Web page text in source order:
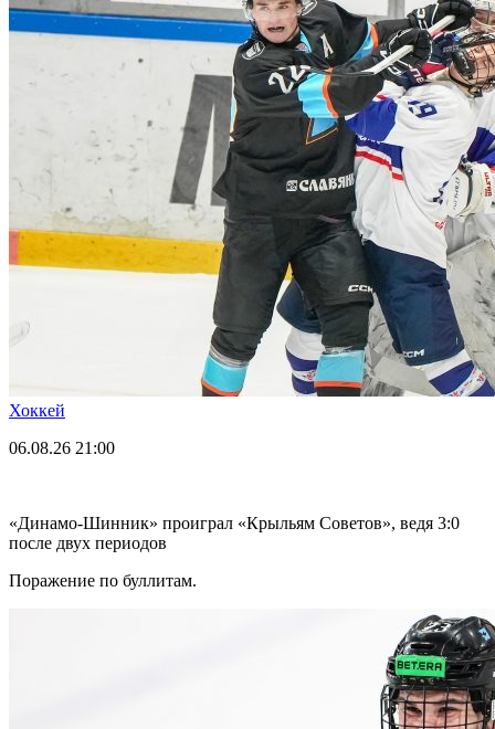
Хоккей
06.08.26 21:00
«Динамо-Шинник» проиграл «Крыльям Советов», ведя 3:0
после двух периодов
Поражение по буллитам.